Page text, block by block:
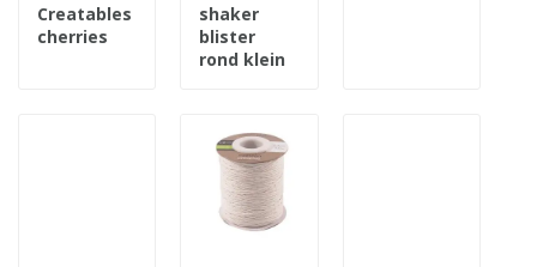
Creatables
cherries
shaker
blister
rond klein